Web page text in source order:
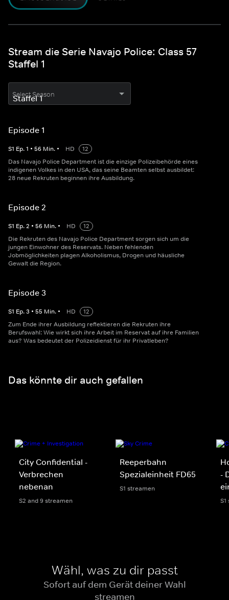
Stream die Serie Navajo Police: Class 57
Staffel 1
Select Season
Episode 1
S1 Ep.1 • 56 Min. • HD
12
Das Navajo Police Department ist die einzige Polizeibehörde eines
indigenen Volkes in den USA, das seine Beamten selbst ausbildet:
28 neue Rekruten beginnen ihre Ausbildung.
Episode 2
S1 Ep.2 • 56 Min. • HD
12
Die Rekruten des Navajo Police Department sorgen sich um die
jungen Einwohner des Reservats. Neben fehlenden
Jobmöglichkeiten plagen Alkoholismus, Drogen und häusliche
Gewalt die Region.
Episode 3
S1 Ep.3 • 55 Min. • HD
12
Zum Ende ihrer Ausbildung reflektieren die Rekruten ihre
Berufswahl: Wie wirkt sich ihre Arbeit im Reservat auf ihre Familien
aus? Was bedeutet der Polizeidienst für ihr Privatleben?
Das könnte dir auch gefallen
City Confidential -
Verbrechen
nebenan
S2 and 9 streamen
Reeperbahn
Spezialeinheit FD65
S1 streamen
-
Wähl, was zu dir passt
Sofort auf dem Gerät deiner Wahl
streamen